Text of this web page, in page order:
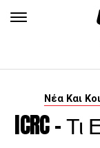
Νέα Και
ICRC -